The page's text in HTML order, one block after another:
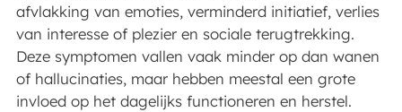
afvlakking van emoties, verminderd initiatief, verlies
van interesse of plezier en sociale terugtrekking.
Deze symptomen vallen vaak minder op dan wanen
of hallucinaties, maar hebben meestal een grote
invloed op het dagelijks functioneren en herstel.